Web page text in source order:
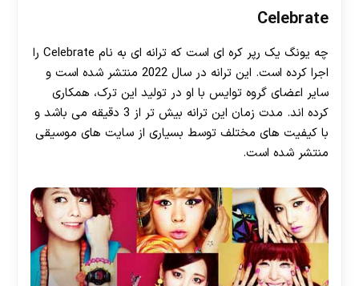
Celebrate
چه یونگ یک رپر کره ای است که ترانه ای به نام Celebrate را
اجرا کرده است. این ترانه در سال 2022 منتشر شده است و
سایر اعضای گروه توایس با او در تولید این ترک، همکاری
کرده اند. مدت زمان این ترانه بیش تر از 3 دقیقه می باشد و
با کیفیت های مختلف توسط بسیاری از سایت های موسیقی
منتشر شده است.